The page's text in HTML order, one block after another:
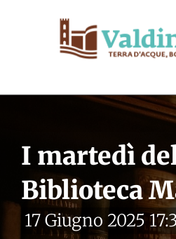
I martedì
Biblioteca
17 Giugno 2025